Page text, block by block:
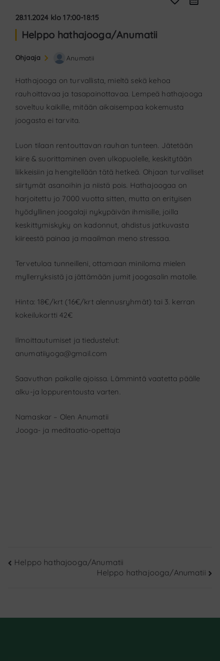
28.11.2024 klo 17:00-18:15
Helppo hathajooga/Anumatii
Ohjaaja Anumatii
Hathajooga on turvallista, mieltä sekä kehoa
rauhoittavaa ja tasapainottavaa. Lempeä hathajooga
soveltuu kaikille, mitään aikaisempaa kokemusta
joogasta ei tarvita.
Luon tilaan rentouttavan rauhan tunteen. Jätetään
kiire & suorittaminen oven ulkopuolelle, keskitytään
liikkeisiin ja hengitellään tätä hetkeä. Ohjaan turvalliset
siirtymät asanoihin ja niistä pois. Hathajoogaa on
harjoitettu jo 7000 vuotta sitten, mutta on erityisen
hyödyllinen joogalaji nykypäivän ihmisille, joilla
keskittymiskyky on kadonnut, ahdistus jatkuvasta
kiireestä painaa ja maailman meno stressaa.
Tervetuloa tunneilleni, ottamaan miniloma mielen
myllerryksistä ja jättämään jumit joogasalin matolle.
Hinta: 18€/krt (16€/krt alennusryhmät) tai 3. kerran
kokeilukortti 42€
Ilmoittautumiset ja tiedustelut:
anumatiiyoga@gmail.com
Saavuthan paikalle ajoissa. Lämmintä vaatetta päälle
alku-ja loppurentousta varten.
Namaskar – Olen Anumatii
Jooga- ja meditaatio-opettaja
Artikkelien
Helppo hathajooga/Anumatii
Helppo hathajooga/Anumatii